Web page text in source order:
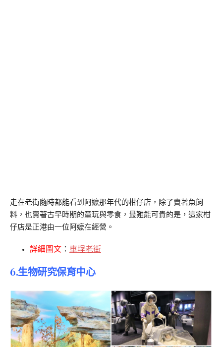
走在老街隨時都能看到阿嬤那年代的柑仔店，除了賣著魚飼
料，也賣著古早時期的童玩與零食，最難能可貴的是，這家柑
仔店是正港由一位阿嬤在經營。
詳細圖文 ： 車埕老街
6.生物研究保育中心